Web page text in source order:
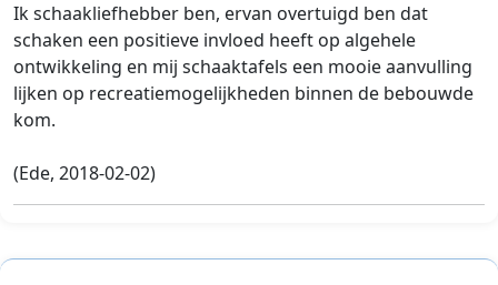
Ik schaakliefhebber ben, ervan overtuigd ben dat
schaken een positieve invloed heeft op algehele
ontwikkeling en mij schaaktafels een mooie aanvulling
lijken op recreatiemogelijkheden binnen de bebouwde
kom.
(Ede, 2018-02-02)